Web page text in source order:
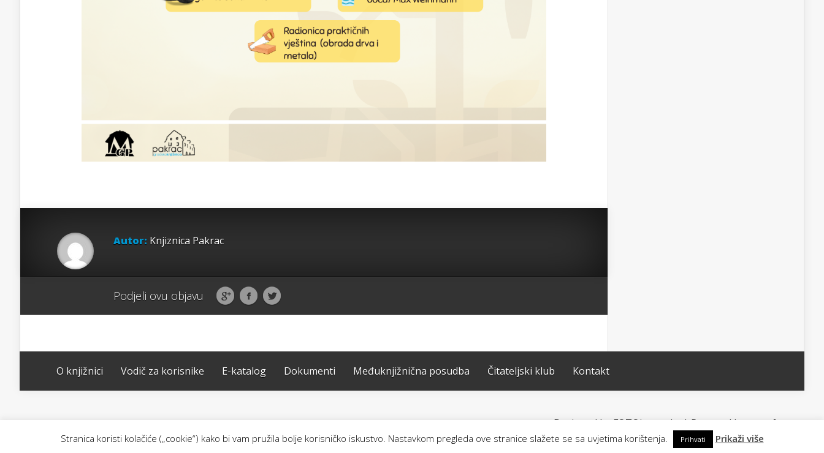
Autor: Knjiznica Pakrac
Podjeli ovu objavu
O knjižnici Vodič za korisnike E-katalog Dokumenti Međuknjižnična posudba Čitateljski klub Kontakt
Designed by FOTOimago.hr | Powered by WordPress
Stranica koristi kolačiće („cookie“) kako bi vam pružila bolje korisničko iskustvo. Nastavkom pregleda ove stranice slažete se sa uvjetima korištenja. Prihvati Prikaži više